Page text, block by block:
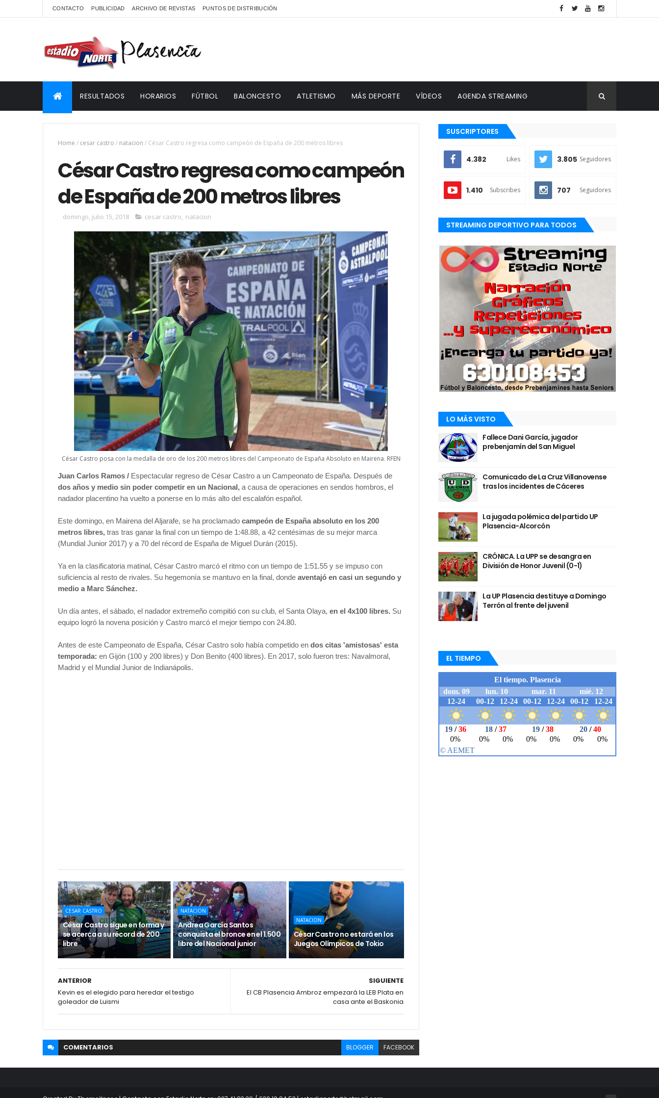
CONTACTO PUBLICIDAD ARCHIVO DE REVISTAS PUNTOS DE DISTRIBUCIÓN
RESULTADOS HORARIOS FÚTBOL BALONCESTO ATLETISMO MÁS DEPORTE VÍDEOS AGENDA STREAMING
Home / cesar castro / natacion / César Castro regresa como campeón de España de 200 metros libres
César Castro regresa como campeón
de España de 200 metros libres
domingo, julio 15, 2018 cesar castro, natacion
César Castro posa con la medalla de oro de los 200 metros libres del Campeonato de España Absoluto en Mairena. RFEN
Juan Carlos Ramos / Espectacular regreso de César Castro a un Campeonato de España. Después de
dos años y medio sin poder competir en un Nacional, a causa de operaciones en sendos hombros, el
nadador placentino ha vuelto a ponerse en lo más alto del escalafón español.
Este domingo, en Mairena del Aljarafe, se ha proclamado campeón de España absoluto en los 200
metros libres, tras tras ganar la final con un tiempo de 1:48.88, a 42 centésimas de su mejor marca
(Mundial Junior 2017) y a 70 del récord de España de Miguel Durán (2015).
Ya en la clasificatoria matinal, César Castro marcó el ritmo con un tiempo de 1:51.55 y se impuso con
suficiencia al resto de rivales. Su hegemonía se mantuvo en la final, donde aventajó en casi un segundo y
medio a Marc Sánchez.
Un día antes, el sábado, el nadador extremeño compitió con su club, el Santa Olaya, en el 4x100 libres. Su
equipo logró la novena posición y Castro marcó el mejor tiempo con 24.80.
Antes de este Campeonato de España, César Castro solo había competido en dos citas 'amistosas' esta
temporada: en Gijón (100 y 200 libres) y Don Benito (400 libres). En 2017, solo fueron tres: Navalmoral,
Madrid y el Mundial Junior de Indianápolis.
CESAR CASTRO
César Castro sigue en forma y
se acerca a su récord de 200
libre
NATACION
Andrea García Santos
conquista el bronce en el 1.500
libre del Nacional junior
NATACION
César Castro no estará en los
Juegos Olímpicos de Tokio
SIGUIENTE
El CB Plasencia Ambroz empezará la LEB Plata en
casa ante el Baskonia
ANTERIOR
Kevin es el elegido para heredar el testigo
goleador de Luismi
COMENTARIOS BLOGGER FACEBOOK
SUSCRIPTORES
4.382 Likes 3.805 Seguidores
1.410 Subscribes 707 Seguidores
STREAMING DEPORTIVO PARA TODOS
LO MÁS VISTO
Fallece Dani García, jugador
prebenjamín del San Miguel
Comunicado de La Cruz Villanovense
tras los incidentes de Cáceres
La jugada polémica del partido UP
Plasencia-Alcorcón
CRÓNICA. La UPP se desangra en
División de Honor Juvenil (0-1)
La UP Plasencia destituye a Domingo
Terrón al frente del juvenil
EL TIEMPO